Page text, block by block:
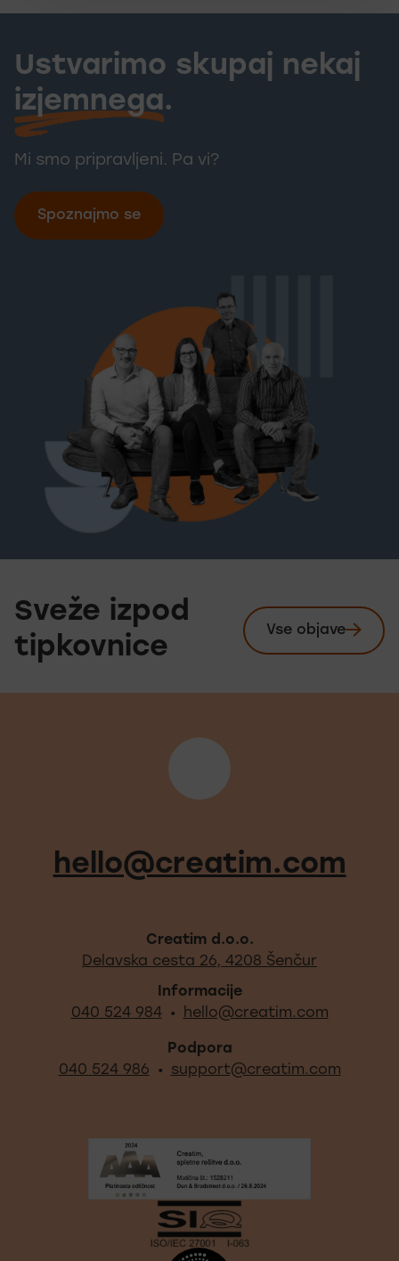
Ustvarimo skupaj nekaj
izjemnega.
Mi smo pripravljeni. Pa vi?
Spoznajmo se
Sveže izpod
tipkovnice
Preglej
Vse objave
Noga strani - hitre
hello@creatim.com
Creatim d.o.o.
Delavska cesta 26, 4208 Šenčur
Informacije
040 524 984
• hello@creatim.com
Podpora
040 524 986
• support@creatim.com